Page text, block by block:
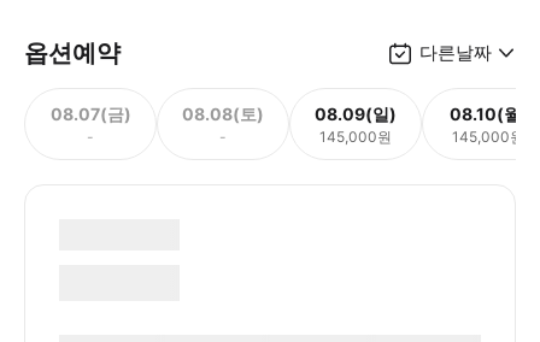
옵션예약 다른날짜
08.07(금)
-
08.08(토)
-
08.09(일)
145,000원
08.10(월)
145,000원